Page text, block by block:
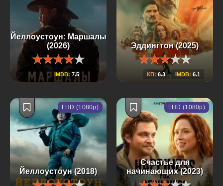
Йеллоустоун: Маршалы
(2026)
IMDB: 7.5
Эддингтон (2025)
КП: 6.3 IMDB: 6.1
Йеллоустоун (2018)
FHD (1080p)
Счастье для
начинающих (2023)
FHD (1080p)